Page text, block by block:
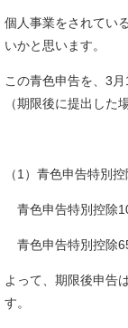
個人事業をされてい
いかと思います。
この青色申告を、3
（期限後に提出した
（1）青色申告特別控
青色申告特別控除
青色申告特別控除
よって、期限後申告
す。